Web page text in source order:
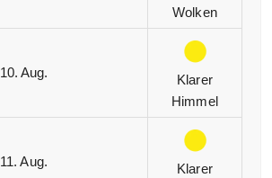
Wolken
10. Aug.
Klarer
Himmel
11. Aug.
Klarer